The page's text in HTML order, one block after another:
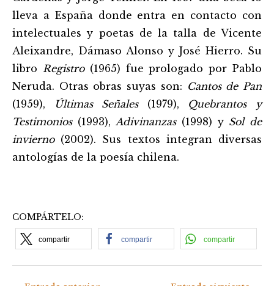
lleva a España donde entra en contacto con
intelectuales y poetas de la talla de Vicente
Aleixandre, Dámaso Alonso y José Hierro. Su
libro Registro(1965) fue prologado por Pablo
Neruda. Otras obras suyas son: Cantos de Pan
(1959),
Últimas Señales(1979), Quebrantos y
Testimonios(1993), Adivinanzas(1998) y Sol de
invierno(2002). Sus textos integran diversas
antologías de la poesía chilena.
COMPÁRTELO:
compartir compartir compartir